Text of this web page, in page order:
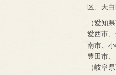
区、天
（愛知県
愛西市
南市、
豊田市
（岐阜